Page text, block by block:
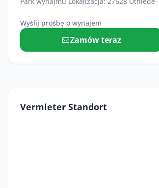
Wyślij prośbę o wynajem
Zamów teraz
Vermieter Standort